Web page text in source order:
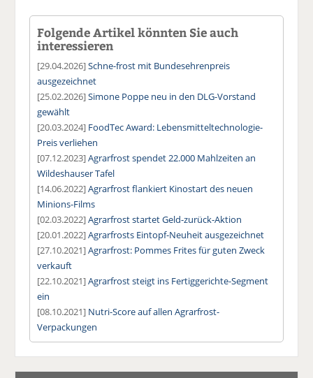
Folgende Artikel könnten Sie auch
interessieren
[29.04.2026]Schne-frost mit Bundesehrenpreis
ausgezeichnet
[25.02.2026]Simone Poppe neu in den DLG-Vorstand
gewählt
[20.03.2024] FoodTec Award: Lebensmitteltechnologie-
Preis verliehen
[07.12.2023]Agrarfrost spendet 22.000 Mahlzeiten an
Wildeshauser Tafel
[14.06.2022]Agrarfrost flankiert Kinostart des neuen
Minions-Films
[02.03.2022]Agrarfrost startet Geld-zurück-Aktion
[20.01.2022]Agrarfrosts Eintopf-Neuheit ausgezeichnet
[27.10.2021]Agrarfrost: Pommes Frites für guten Zweck
verkauft
[22.10.2021]Agrarfrost steigt ins Fertiggerichte-Segment
ein
[08.10.2021] Nutri-Score auf allen Agrarfrost-
Verpackungen